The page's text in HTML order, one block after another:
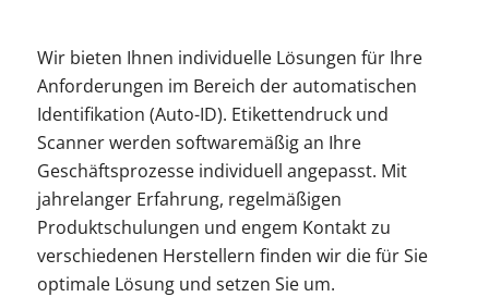
Wir bieten Ihnen individuelle Lösungen für Ihre
Anforderungen im Bereich der automatischen
Identifikation (Auto-ID). Etikettendruck und
Scanner werden softwaremäßig an Ihre
Geschäftsprozesse individuell angepasst. Mit
jahrelanger Erfahrung, regelmäßigen
Produktschulungen und engem Kontakt zu
verschiedenen Herstellern finden wir die für Sie
optimale Lösung und setzen Sie um.